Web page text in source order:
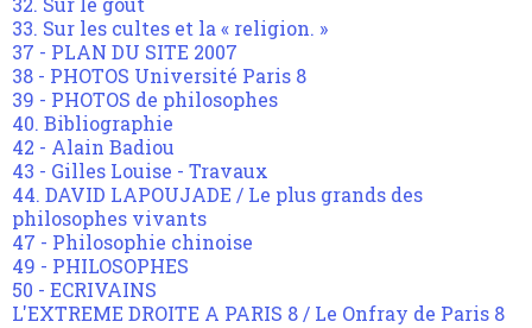
33. Sur les cultes et la « religion. »
37 - PLAN DU SITE 2007
38 - PHOTOS Université Paris 8
39 - PHOTOS de philosophes
40. Bibliographie
42 - Alain Badiou
43 - Gilles Louise - Travaux
44. DAVID LAPOUJADE / Le plus grands des
philosophes vivants
47 - Philosophie chinoise
49 - PHILOSOPHES
50 - ECRIVAINS
L'EXTREME DROITE A PARIS 8 / Le Onfray de Paris 8